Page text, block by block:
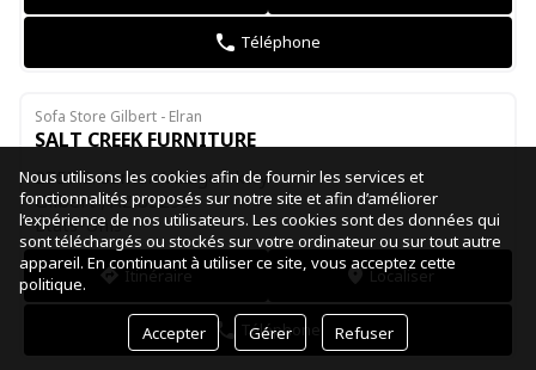
phone Téléphone
Sofa Store Gilbert - Elran
SALT CREEK FURNITURE
2757 S. Santan Village Pkwy
Gilbert , AZ 85295
États-Unis
direction Itinéraire markers Localiser
phone Téléphone
Nous utilisons les cookies afin de fournir les services et
fonctionnalités proposés sur notre site et afin d’améliorer
l’expérience de nos utilisateurs. Les cookies sont des données qui
sont téléchargés ou stockés sur votre ordinateur ou sur tout autre
appareil. En continuant à utiliser ce site, vous acceptez cette
politique.
Accepter Gérer Refuser